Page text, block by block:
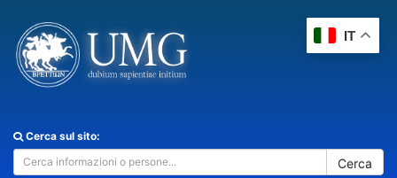
Cerca sul sito:
Cerca
IT